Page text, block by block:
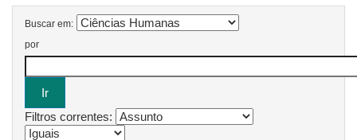
Buscar em:
por
Filtros correntes: